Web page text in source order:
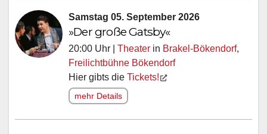
Samstag 05. September 2026
»Der große Gatsby«
20:00 Uhr | Theater in Brakel-Bökendorf,
Freilichtbühne Bökendorf
Hier gibts die Tickets!
mehr Details